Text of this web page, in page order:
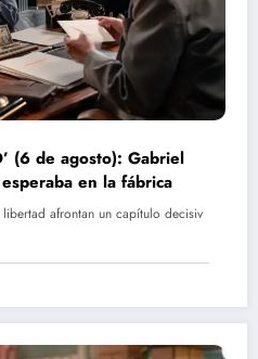
(6 de agosto): Gabriel
en la fábrica
afrontan un capítulo decisiv